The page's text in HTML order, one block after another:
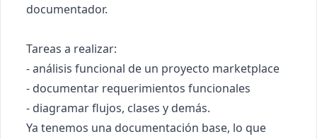
documentador.
Tareas a realizar:
- análisis funcional de un proyecto marketplace
- documentar requerimientos funcionales
- diagramar flujos, clases y demás.
Ya tenemos una documentación base, lo que